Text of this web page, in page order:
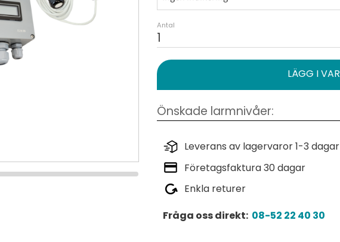
Antal
Leverans av lagervaror 1-3 dagar
Företagsfaktura 30 dagar
Enkla returer
Fråga oss direkt: 08-52 22 40 30